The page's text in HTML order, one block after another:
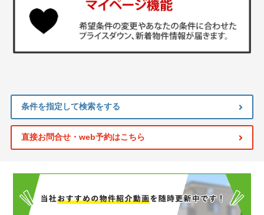
条件を指定して検索をする
直接お問合せ・web予約はこちら